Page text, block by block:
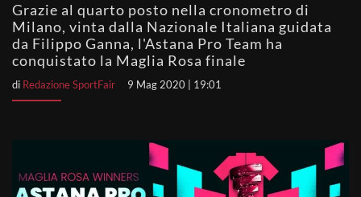
Grazie al quarto posto nella cronometro di
Milano, vinta dalla Nazionale Italiana guidata
da Filippo Ganna, l'Astana Pro Team ha
conquistato la Maglia Rosa finale
di Redazione SportFair 9 Mag 2020 | 19:01